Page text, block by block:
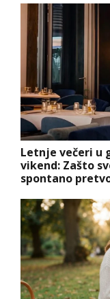
Letnje večeri u
vikend: Zašto
spontano